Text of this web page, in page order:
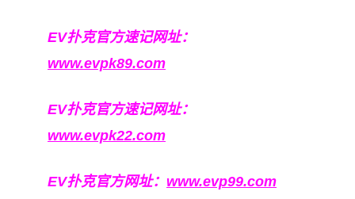
EV扑克官方速记网址：
www.evpk89.com
EV扑克官方速记网址：
www.evpk22.com
EV扑克官方网址： www.evp99.com